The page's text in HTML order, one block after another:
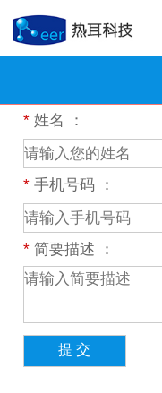
*姓名 ：
*手机号码 ：
*简要描述 ：
提 交